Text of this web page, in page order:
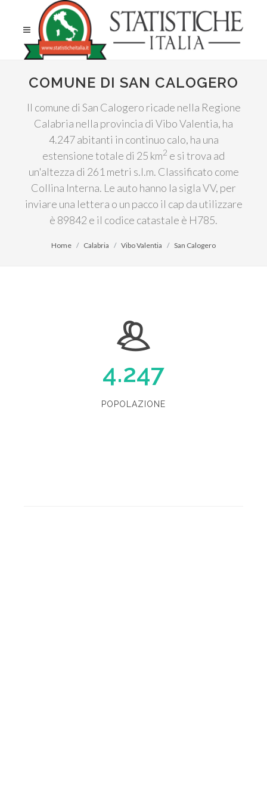
COMUNE DI SAN CALOGERO
Il comune di San Calogero ricade nella Regione
Calabria nella provincia di Vibo Valentia, ha
4.247 abitanti in continuo calo, ha una
estensione totale di 25 km2 e si trova ad
un'altezza di 261 metri s.l.m. Classificato come
Collina Interna. Le auto hanno la sigla VV, per
inviare una lettera o un pacco il cap da utilizzare
è 89842 e il codice catastale è H785.
Home Calabria Vibo Valentia San Calogero
4.247
POPOLAZIONE